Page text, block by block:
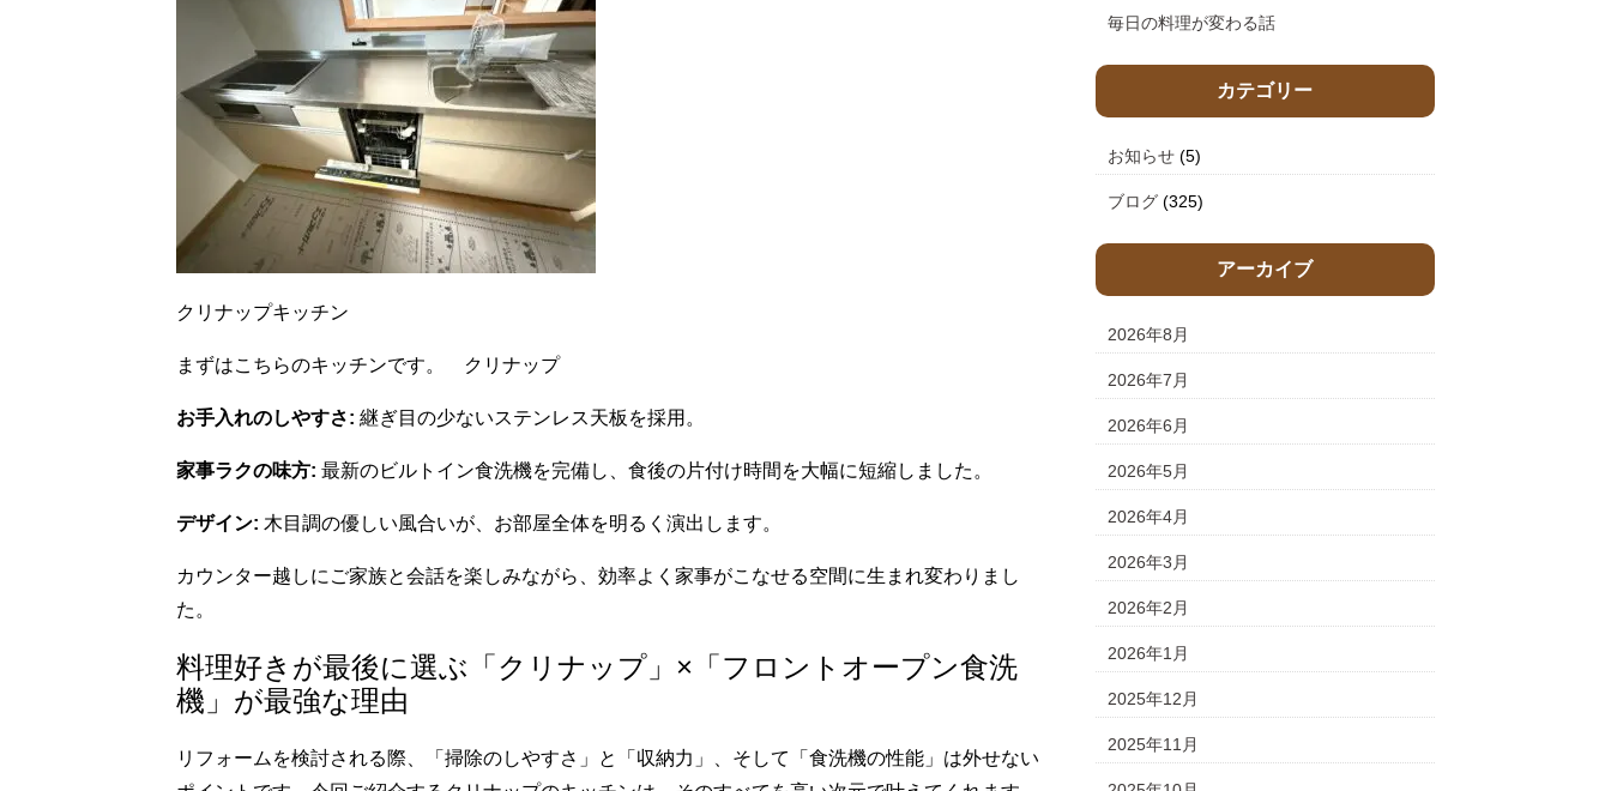
クリナップキッチン
まずはこちらのキッチンです。 クリナップ
お手入れのしやすさ: 継ぎ目の少ないステンレス天板を採用。
家事ラクの味方: 最新のビルトイン食洗機を完備し、食後の片付け時間を大幅に短縮しました。
デザイン: 木目調の優しい風合いが、お部屋全体を明るく演出します。
カウンター越しにご家族と会話を楽しみながら、効率よく家事がこなせる空間に生まれ変わりまし
た。
料理好きが最後に選ぶ「クリナップ」×「フロントオープン食洗
機」が最強な理由
リフォームを検討される際、「掃除のしやすさ」と「収納力」、そして「食洗機の性能」は外せない
毎日の料理が変わる話
カテゴリー
お知らせ(5)
ブログ(325)
アーカイブ
2026年8月
2026年7月
2026年6月
2026年5月
2026年4月
2026年3月
2026年2月
2026年1月
2025年12月
2025年11月